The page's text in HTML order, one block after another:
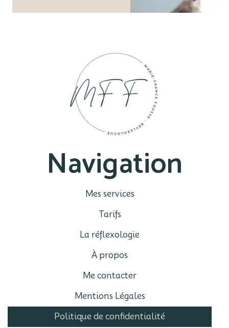
Navigation
Mes services
Tarifs
La réflexologie
À propos
Me contacter
Mentions Légales
Politique de confidentialité